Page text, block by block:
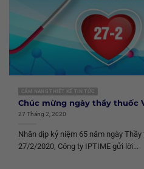
CẨM NANG THIẾT KẾ TIN TỨC
Chúc mừng ngày thầy thuốc
27 Tháng 2, 2020
Nhân dịp kỷ niệm 65 năm ngày
27/2/2020, Công ty IPTIME gửi lời...